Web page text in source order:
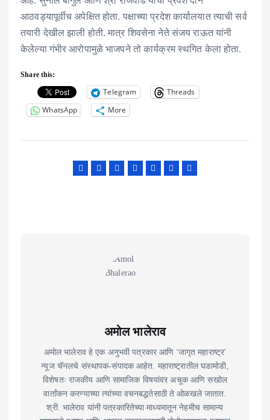
आठवड्यापूर्वीच अपेक्षित होता. पक्षाच्या प्रदेश कार्यालयात त्याची सर्व
तयारी देखील झाली होती. मात्र शिवसेना नेते संजय राऊत यांनी
केलेल्या गंभीर आरोपामुळे भाजपने तो कार्यक्रम स्थगित केला होता.
Share this:
Telegram
Threads
WhatsApp
More
अमोल भालेराव
अमोल भालेराव हे एक अनुभवी पत्रकार आणि 'जागृत महाराष्ट्र'
न्यूज चॅनलचे संस्थापक-संपादक आहेत. महाराष्ट्रातील घडामोडी,
विशेषतः राजकीय आणि सामाजिक विषयांवर अचूक आणि सखोल
वार्तांकन करण्याच्या त्यांच्या वचनबद्धतेसाठी ते ओळखले जातात.
श्री. भालेराव यांनी पत्रकारितेच्या माध्यमातून नेहमीच सामान्य